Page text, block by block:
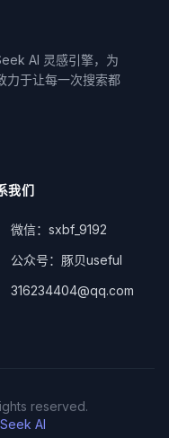
AI 灵感引擎，为
力于让每一次搜索都
我们
微信：sxbf_9192
公众号：豚贝useful
316234404@qq.com
reserved.
AI